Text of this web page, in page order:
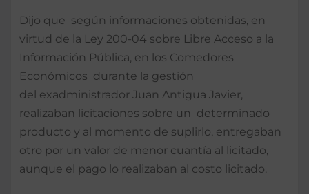
Dijo que según informaciones obtenidas, en
virtud de la Ley 200-04 sobre Libre Acceso a la
Información Pública, en los Comedores
Económicos durante la gestión
del exadministrador Juan Antigua Javier,
realizaban licitaciones sobre un determinado
producto y al momento de suplirlo, entregaban
otro por un valor de menor cuantía al licitado,
aunque el pago lo realizaban al costo licitado.